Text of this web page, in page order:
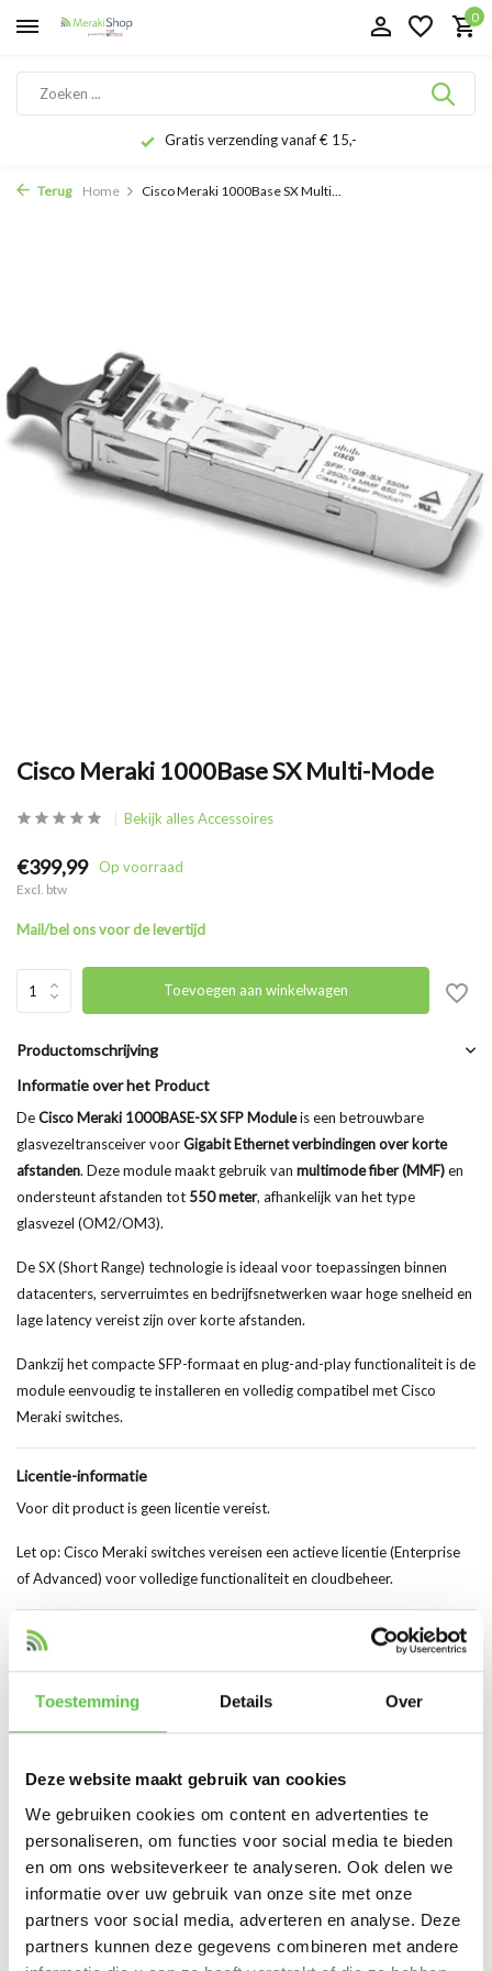
Toestemming Details Over
Deze website maakt gebruik van cookies
We gebruiken cookies om content en advertenties te
personaliseren, om functies voor social media te bieden
en om ons websiteverkeer te analyseren. Ook delen we
informatie over uw gebruik van onze site met onze
partners voor social media, adverteren en analyse. Deze
partners kunnen deze gegevens combineren met andere
0
Gratis verzending vanaf € 15,-
Terug Home Cisco Meraki 1000Base SX Multi...
Cisco Meraki 1000Base SX Multi-Mode
Bekijk alles Accessoires
€399,99 Op voorraad
Excl. btw
Mail/bel ons voor de levertijd
Toevoegen aan winkelwagen
Productomschrijving
Informatie over het Product
DeCisco Meraki 1000BASE-SX SFP Moduleis een betrouwbare
glasvezeltransceiver voorGigabit Ethernet verbindingen over korte
afstanden. Deze module maakt gebruik van multimode fiber (MMF)en
ondersteunt afstanden tot 550 meter, afhankelijk van het type
glasvezel (OM2/OM3).
De SX (Short Range) technologie is ideaal voor toepassingen binnen
datacenters, serverruimtes en bedrijfsnetwerken waar hoge snelheid en
lage latency vereist zijn over korte afstanden.
Dankzij het compacte SFP-formaat en plug-and-play functionaliteit is de
module eenvoudig te installeren en volledig compatibel met Cisco
Meraki switches.
Licentie-informatie
Voor dit product is geen licentie vereist.
Let op: Cisco Meraki switches vereisen een actieve licentie (Enterprise
of Advanced) voor volledige functionaliteit en cloudbeheer.
Hoogtepunten van het Product
1000BASE-SX SFP transceiver
Ondersteunt multimode fiber (OM2/OM3)
Hoge betrouwbaarheid en prestaties
Compatibel met Cisco Meraki switches
Productspecificaties